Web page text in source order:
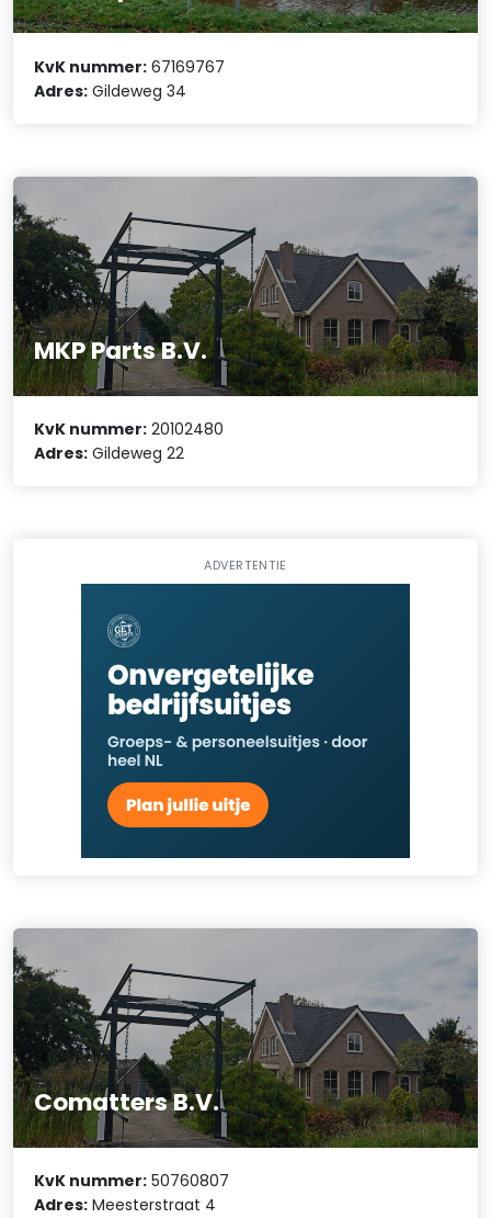
KvK nummer: 67169767
Adres: Gildeweg 34
MKP Parts B.V.
KvK nummer: 20102480
Adres: Gildeweg 22
ADVERTENTIE
Comatters B.V.
KvK nummer: 50760807
Adres: Meesterstraat 4